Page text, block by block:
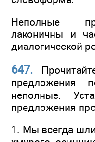
Неполные
лаконичны и
диалогической
647.
предложения
неполные.
предложения
1. Мы всегда